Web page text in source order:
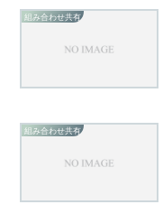
組み合わせ共有
組み合わせ共有